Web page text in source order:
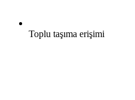
Toplu taşıma erişimi